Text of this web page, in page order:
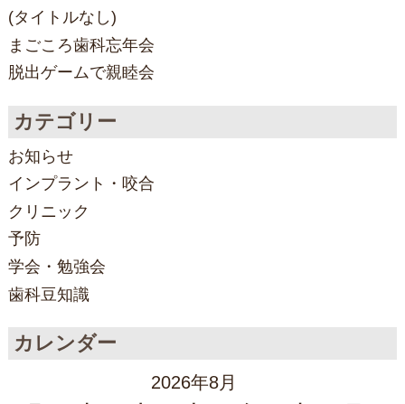
(タイトルなし)
まごころ歯科忘年会
脱出ゲームで親睦会
カテゴリー
お知らせ
インプラント・咬合
クリニック
予防
学会・勉強会
歯科豆知識
カレンダー
2026年8月